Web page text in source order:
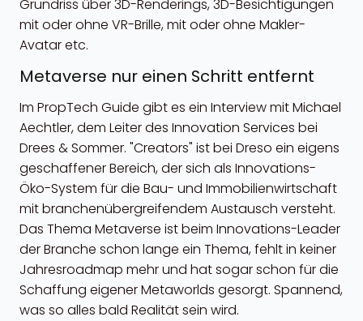
Grundriss über 3D-Renderings, 3D-Besichtigungen
mit oder ohne VR-Brille, mit oder ohne Makler-
Avatar etc.
Metaverse nur einen Schritt entfernt
Im PropTech Guide gibt es ein Interview mit Michael
Aechtler, dem Leiter des Innovation Services bei
Drees & Sommer. "Creators" ist bei Dreso ein eigens
geschaffener Bereich, der sich als Innovations-
Öko-System für die Bau- und Immobilienwirtschaft
mit branchenübergreifendem Austausch versteht.
Das Thema Metaverse ist beim Innovations-Leader
der Branche schon lange ein Thema, fehlt in keiner
Jahresroadmap mehr und hat sogar schon für die
Schaffung eigener Metaworlds gesorgt. Spannend,
was so alles bald Realität sein wird.